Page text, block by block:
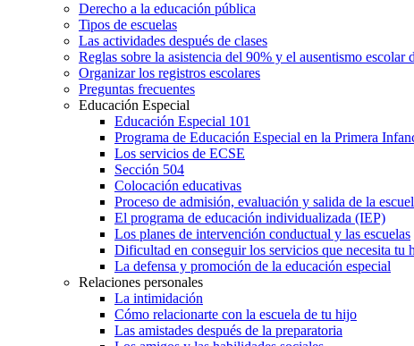
Derecho a la educación pública
Tipos de escuelas
Las actividades después de clases
Reglas sobre la asistencia del 90% y el ausentismo escolar
Organizar los registros escolares
Preguntas frecuentes
Educación Especial
Educación Especial 101
Programa de Educación Especial en la Primera
Los servicios de ECSE
Sección 504
Colocación educativas
Proceso de admisión, evaluación y salida de la
El programa de educación individualizada (IEP)
Los planes de intervención conductual y las escuelas
Dificultad en conseguir los servicios que necesita tu
La defensa y promoción de la educación especial
Relaciones personales
La intimidación
Cómo relacionarte con la escuela de tu hijo
Las amistades después de la preparatoria